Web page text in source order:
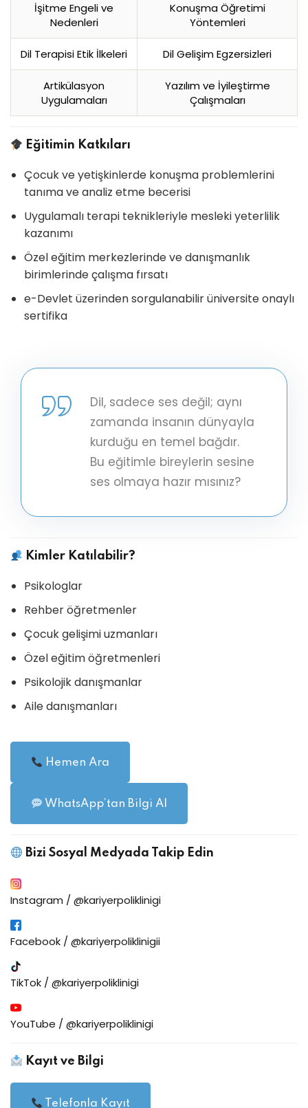
İşitme Engeli ve
Nedenleri
Konuşma Öğretimi
Yöntemleri
Dil Terapisi Etik İlkeleri Dil Gelişim Egzersizleri
Artikülasyon
Uygulamaları
Yazılım ve İyileştirme
Çalışmaları
Eğitimin Katkıları
Çocuk ve yetişkinlerde konuşma problemlerini
tanıma ve analiz etme becerisi
Uygulamalı terapi teknikleriyle mesleki yeterlilik
kazanımı
Özel eğitim merkezlerinde ve danışmanlık
birimlerinde çalışma fırsatı
e-Devlet üzerinden sorgulanabilir üniversite onaylı
sertifika
Dil, sadece ses değil; aynı
zamanda insanın dünyayla
kurduğu en temel bağdır.
Bu eğitimle bireylerin sesine
ses olmaya hazır mısınız?
Kimler Katılabilir?
Psikologlar
Rehber öğretmenler
Çocuk gelişimi uzmanları
Özel eğitim öğretmenleri
Psikolojik danışmanlar
Aile danışmanları
Hemen Ara
WhatsApp’tan Bilgi Al
Bizi Sosyal Medyada Takip Edin
Instagram / @kariyerpoliklinigi
Facebook / @kariyerpoliklinigii
TikTok / @kariyerpoliklinigi
YouTube / @kariyerpoliklinigi
Kayıt ve Bilgi
Telefonla Kayıt